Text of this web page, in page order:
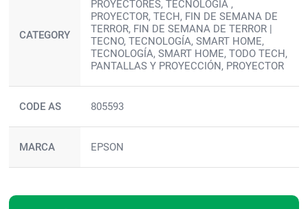
CATEGORY
PROYECTORES, TECNOLOGÍA ,
PROYECTOR, TECH, FIN DE SEMANA DE
TERROR, FIN DE SEMANA DE TERROR |
TECNO, TECNOLOGÍA, SMART HOME,
TECNOLOGÍA, SMART HOME, TODO TECH,
PANTALLAS Y PROYECCIÓN, PROYECTOR
CODE AS 805593
MARCA EPSON